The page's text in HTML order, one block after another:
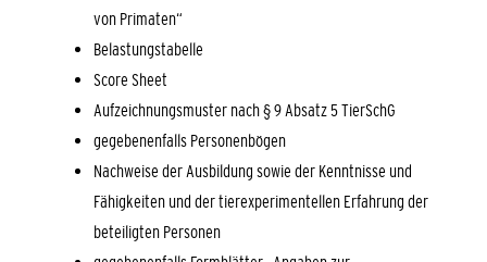
von Primaten“
Belastungstabelle
Score Sheet
Aufzeichnungsmuster nach § 9 Absatz 5 TierSchG
gegebenenfalls Personenbögen
Nachweise der Ausbildung sowie der Kenntnisse und
Fähigkeiten und der tierexperimentellen Erfahrung der
beteiligten Personen